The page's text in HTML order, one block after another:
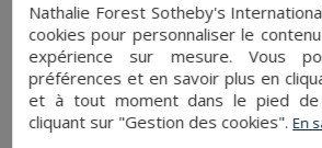
s'organise autour d'une
entièrement équipée, dotée d'un
central, de nombreux
d'électroménager intégré.
Nathalie Forest Sotheby's
cookies pour personnaliser le
expérience sur mesure. Vous
préférences et en savoir plus en
et à tout moment dans le pied
cliquant sur "Gestion des cookies".En